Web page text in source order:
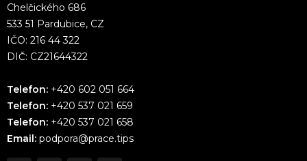
Chelčického 686
533 51 Pardubice, CZ
IČO: 216 44 322
DIČ: CZ21644322
Telefon: +420 602 051 664
Telefon: +420 537 021 659
Telefon: +420 537 021 658
Email: podpora@prace.tips